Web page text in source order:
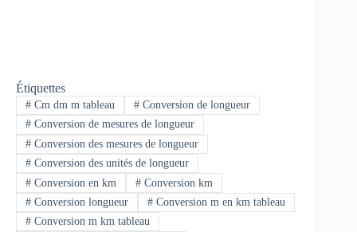
Étiquettes
#Cm dm m tableau #Conversion de longueur
#Conversion de mesures de longueur
#Conversion des mesures de longueur
#Conversion des unités de longueur
#Conversion en km #Conversion km
#Conversion longueur #Conversion m en km tableau
#Conversion m km tableau